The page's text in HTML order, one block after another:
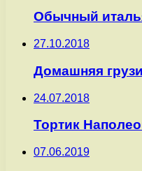
Обычный
27.10.2018
Домашняя
24.07.2018
Тортик
07.06.2019